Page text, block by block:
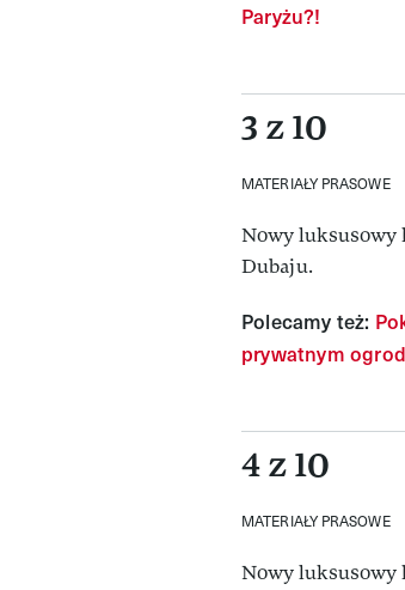
Paryżu?!
3 z 10
MATERIAŁY PRASOWE
Nowy luksusowy
Dubaju.
Polecamy też:
prywatnym
4 z 10
MATERIAŁY PRASOWE
Nowy luksusowy